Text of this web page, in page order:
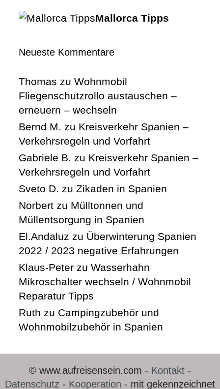
Mallorca Tipps
Neueste Kommentare
Thomas zu Wohnmobil
Fliegenschutzrollo austauschen –
erneuern – wechseln
Bernd M. zu Kreisverkehr Spanien –
Verkehrsregeln und Vorfahrt
Gabriele B. zu Kreisverkehr Spanien –
Verkehrsregeln und Vorfahrt
Sveto D. zu Zikaden in Spanien
Norbert zu Mülltonnen und
Müllentsorgung in Spanien
El.Andaluz zu Überwinterung Spanien
2022 / 2023 negative Erfahrungen
Klaus-Peter zu Wasserhahn
Mikroschalter wechseln / Wohnmobil
Reparatur Tipps
Ruth zu Campingzubehör und
Wohnmobilzubehör in Spanien
© www.aufreisensein.com - Kontakt -
Datenschutz - Kooperation - mit gekennzeichnet